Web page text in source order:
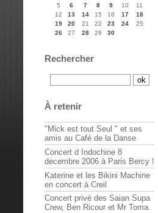
5
6 7 8 9 10
11
12
13 14 15 16 17
18
19
20 21 22 23 24
25
26
27 28 29 30
Rechercher
À retenir
"Mick est tout Seul " et ses
amis au Café de la Danse
Concert d Indochine 8
decembre 2006 à Paris Bercy !
Katerine et les Bikini Machine
en concert à Creil
Concert privé des Saian Supa
Crew, Ben Ricour et Mr Toma.